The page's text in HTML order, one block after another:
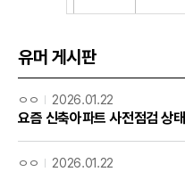
유머 게시판
ㅇㅇ 2026.01.22
요즘 신축아파트 사전점검 상태
ㅇㅇ 2026.01.22